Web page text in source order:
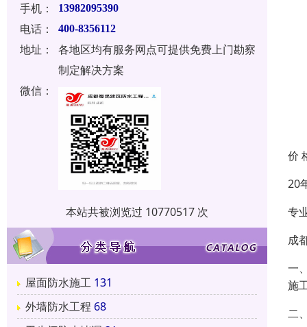
手机：
13982095390
电话： 400-8356112
地址：
各地区均有服务网点可提供免费上门勘察
制定解决方案
微信：
本站共被浏览过 10770517 次
屋面防水施工 131
外墙防水工程 68
价
20
专
成
一
施
二